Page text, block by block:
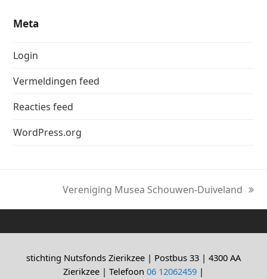
Meta
Login
Vermeldingen feed
Reacties feed
WordPress.org
next
post:
Vereniging Musea Schouwen-Duiveland
stichting Nutsfonds Zierikzee | Postbus 33 | 4300 AA
Zierikzee | Telefoon 06 12062459 |